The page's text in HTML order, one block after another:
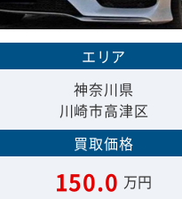
エリア
神奈川県
川崎市高津区
買取価格
150.0 万円